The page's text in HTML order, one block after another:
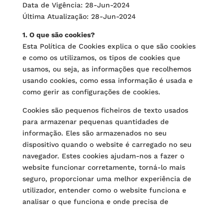
Data de Vigência: 28-Jun-2024
Última Atualização: 28-Jun-2024
1. O que são cookies?
Esta Política de Cookies explica o que são cookies
e como os utilizamos, os tipos de cookies que
usamos, ou seja, as informações que recolhemos
usando cookies, como essa informação é usada e
como gerir as configurações de cookies.
Cookies são pequenos ficheiros de texto usados
para armazenar pequenas quantidades de
informação. Eles são armazenados no seu
dispositivo quando o website é carregado no seu
navegador. Estes cookies ajudam-nos a fazer o
website funcionar corretamente, torná-lo mais
seguro, proporcionar uma melhor experiência de
utilizador, entender como o website funciona e
analisar o que funciona e onde precisa de